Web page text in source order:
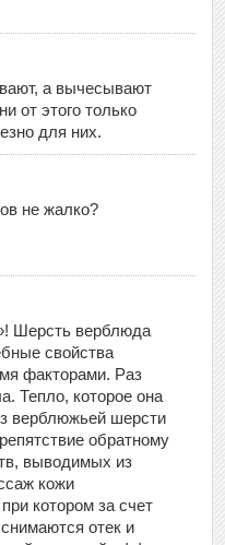
а вычесывают
от этого только
для них.
не жалко?
Шерсть верблюда
свойства
факторами. Раз
Тепло, которое она
верблюжьей шерсти
обратному
выводимых из
кожи
котором за счет
отек и